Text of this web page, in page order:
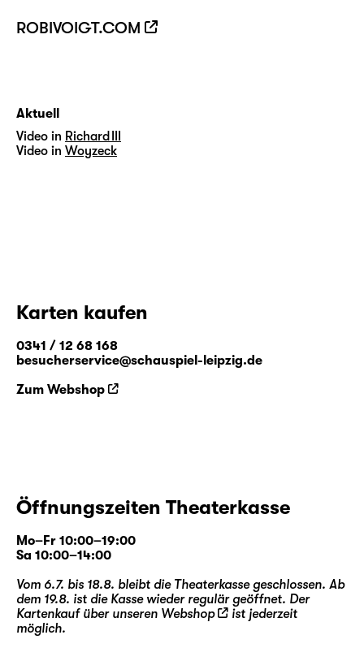
ROBIVOIGT.COM
Aktuell
Video in Richard III
Video in Woyzeck
Karten kaufen
0341 / 12 68 168
besucherservice@schauspiel-leipzig.de
Zum Webshop
Öffnungszeiten Theaterkasse
Mo–Fr 10:00–19:00
Sa 10:00–14:00
Vom 6.7. bis 18.8. bleibt die Theaterkasse geschlossen. Ab
dem 19.8. ist die Kasse wieder regulär geöffnet. Der
Kartenkauf über unseren Webshop
ist jederzeit
möglich.